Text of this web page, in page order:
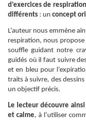
d’exercices de
différents : un concept
L’auteur nous emmène
respiration, nous
souffle guidant notre
guidés où il faut suivre
et en bleu pour
traits à suivre, des
un objectif précis.
Le lecteur découvre
et calme, à l’utiliser